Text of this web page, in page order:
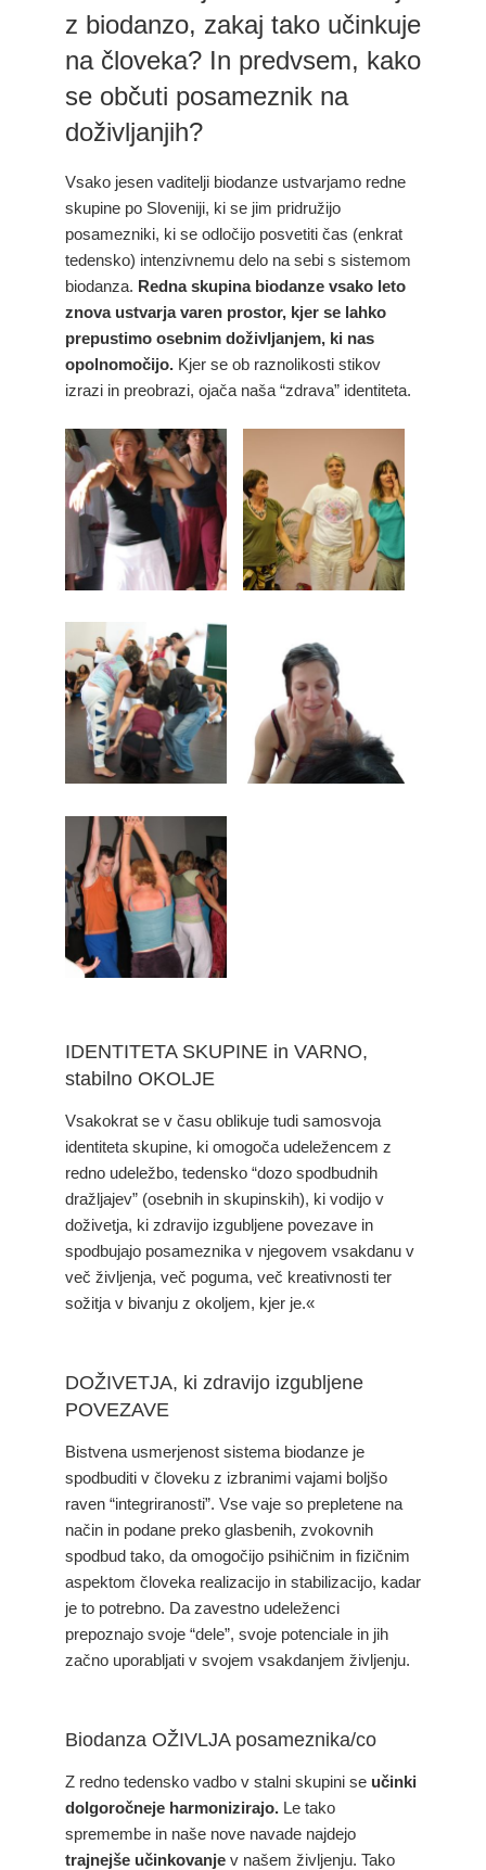
z biodanzo, zakaj tako učinkuje
na človeka? In predvsem, kako
se občuti posameznik na
doživljanjih?
Vsako jesen vaditelji biodanze ustvarjamo redne
skupine po Sloveniji, ki se jim pridružijo
posamezniki, ki se odločijo posvetiti čas (enkrat
tedensko) intenzivnemu delo na sebi s sistemom
biodanza. Redna skupina biodanze vsako leto
znova ustvarja varen prostor, kjer se lahko
prepustimo osebnim doživljanjem, ki nas
opolnomočijo. Kjer se ob raznolikosti stikov
izrazi in preobrazi, ojača naša “zdrava” identiteta.
IDENTITETA SKUPINE in VARNO,
stabilno OKOLJE
Vsakokrat se v času oblikuje tudi samosvoja
identiteta skupine, ki omogoča udeležencem z
redno udeležbo, tedensko “dozo spodbudnih
dražljajev” (osebnih in skupinskih), ki vodijo v
doživetja, ki zdravijo izgubljene povezave in
spodbujajo posameznika v njegovem vsakdanu v
več življenja, več poguma, več kreativnosti ter
sožitja v bivanju z okoljem, kjer je.«
DOŽIVETJA, ki zdravijo izgubljene
POVEZAVE
Bistvena usmerjenost sistema biodanze je
spodbuditi v človeku z izbranimi vajami boljšo
raven “integriranosti”. Vse vaje so prepletene na
način in podane preko glasbenih, zvokovnih
spodbud tako, da omogočijo psihičnim in fizičnim
aspektom človeka realizacijo in stabilizacijo, kadar
je to potrebno. Da zavestno udeleženci
prepoznajo svoje “dele”, svoje potenciale in jih
začno uporabljati v svojem vsakdanjem življenju.
Biodanza OŽIVLJA posameznika/co
Z redno tedensko vadbo v stalni skupini se učinki
dolgoročneje harmonizirajo. Le tako
spremembe in naše nove navade najdejo
trajnejše učinkovanje v našem življenju. Tako